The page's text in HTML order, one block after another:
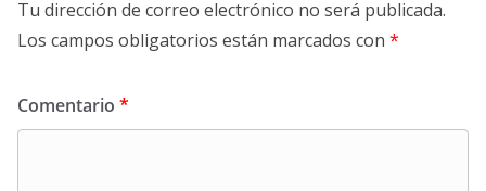
Tu dirección de correo electrónico no será publicada.
Los campos obligatorios están marcados con *
Comentario *